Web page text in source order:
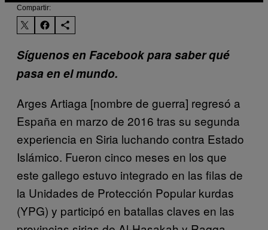
Compartir:
Síguenos en Facebook para saber qué
pasa en el mundo.
Arges Artiaga [nombre de guerra] regresó a
España en marzo de 2016 tras su segunda
experiencia en Siria luchando contra Estado
Islámico. Fueron cinco meses en los que
este gallego estuvo integrado en las filas de
la Unidades de Protección Popular kurdas
(YPG) y participó en batallas claves en las